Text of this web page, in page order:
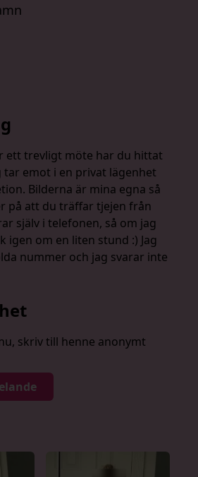
ett trevligt möte har du hittat
tar emot i en privat lägenhet
Bilderna är mina egna så
på att du träffar tjejen från
själv i telefonen, så om jag
igen om en liten stund :) Jag
nummer och jag svarar inte
skriv till henne anonymt